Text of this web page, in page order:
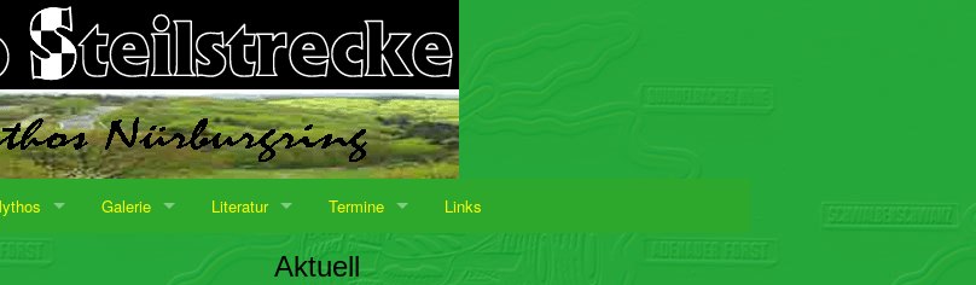
Galerie Literatur Termine Links
Aktuell